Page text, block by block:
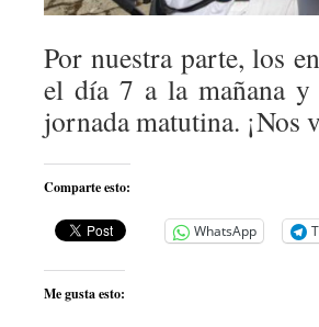
Por nuestra parte, los
el día 7 a la mañana y
jornada matutina. ¡Nos
Comparte esto:
WhatsApp
Me gusta esto: